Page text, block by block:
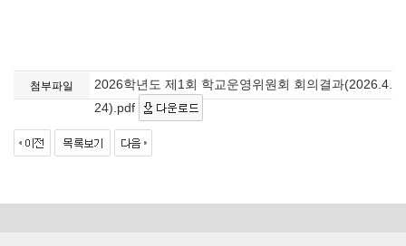
첨부파일
2026학년도 제1회 학교운영위원회 회의결과(2026.4.
24).pdf